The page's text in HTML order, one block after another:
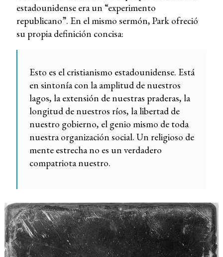
estadounidense era un “experimento
republicano”. En el mismo sermón, Park ofreció
su propia definición concisa:
Esto es el cristianismo estadounidense. Está
en sintonía con la amplitud de nuestros
lagos, la extensión de nuestras praderas, la
longitud de nuestros ríos, la libertad de
nuestro gobierno, el genio mismo de toda
nuestra organización social. Un religioso de
mente estrecha no es un verdadero
compatriota nuestro.